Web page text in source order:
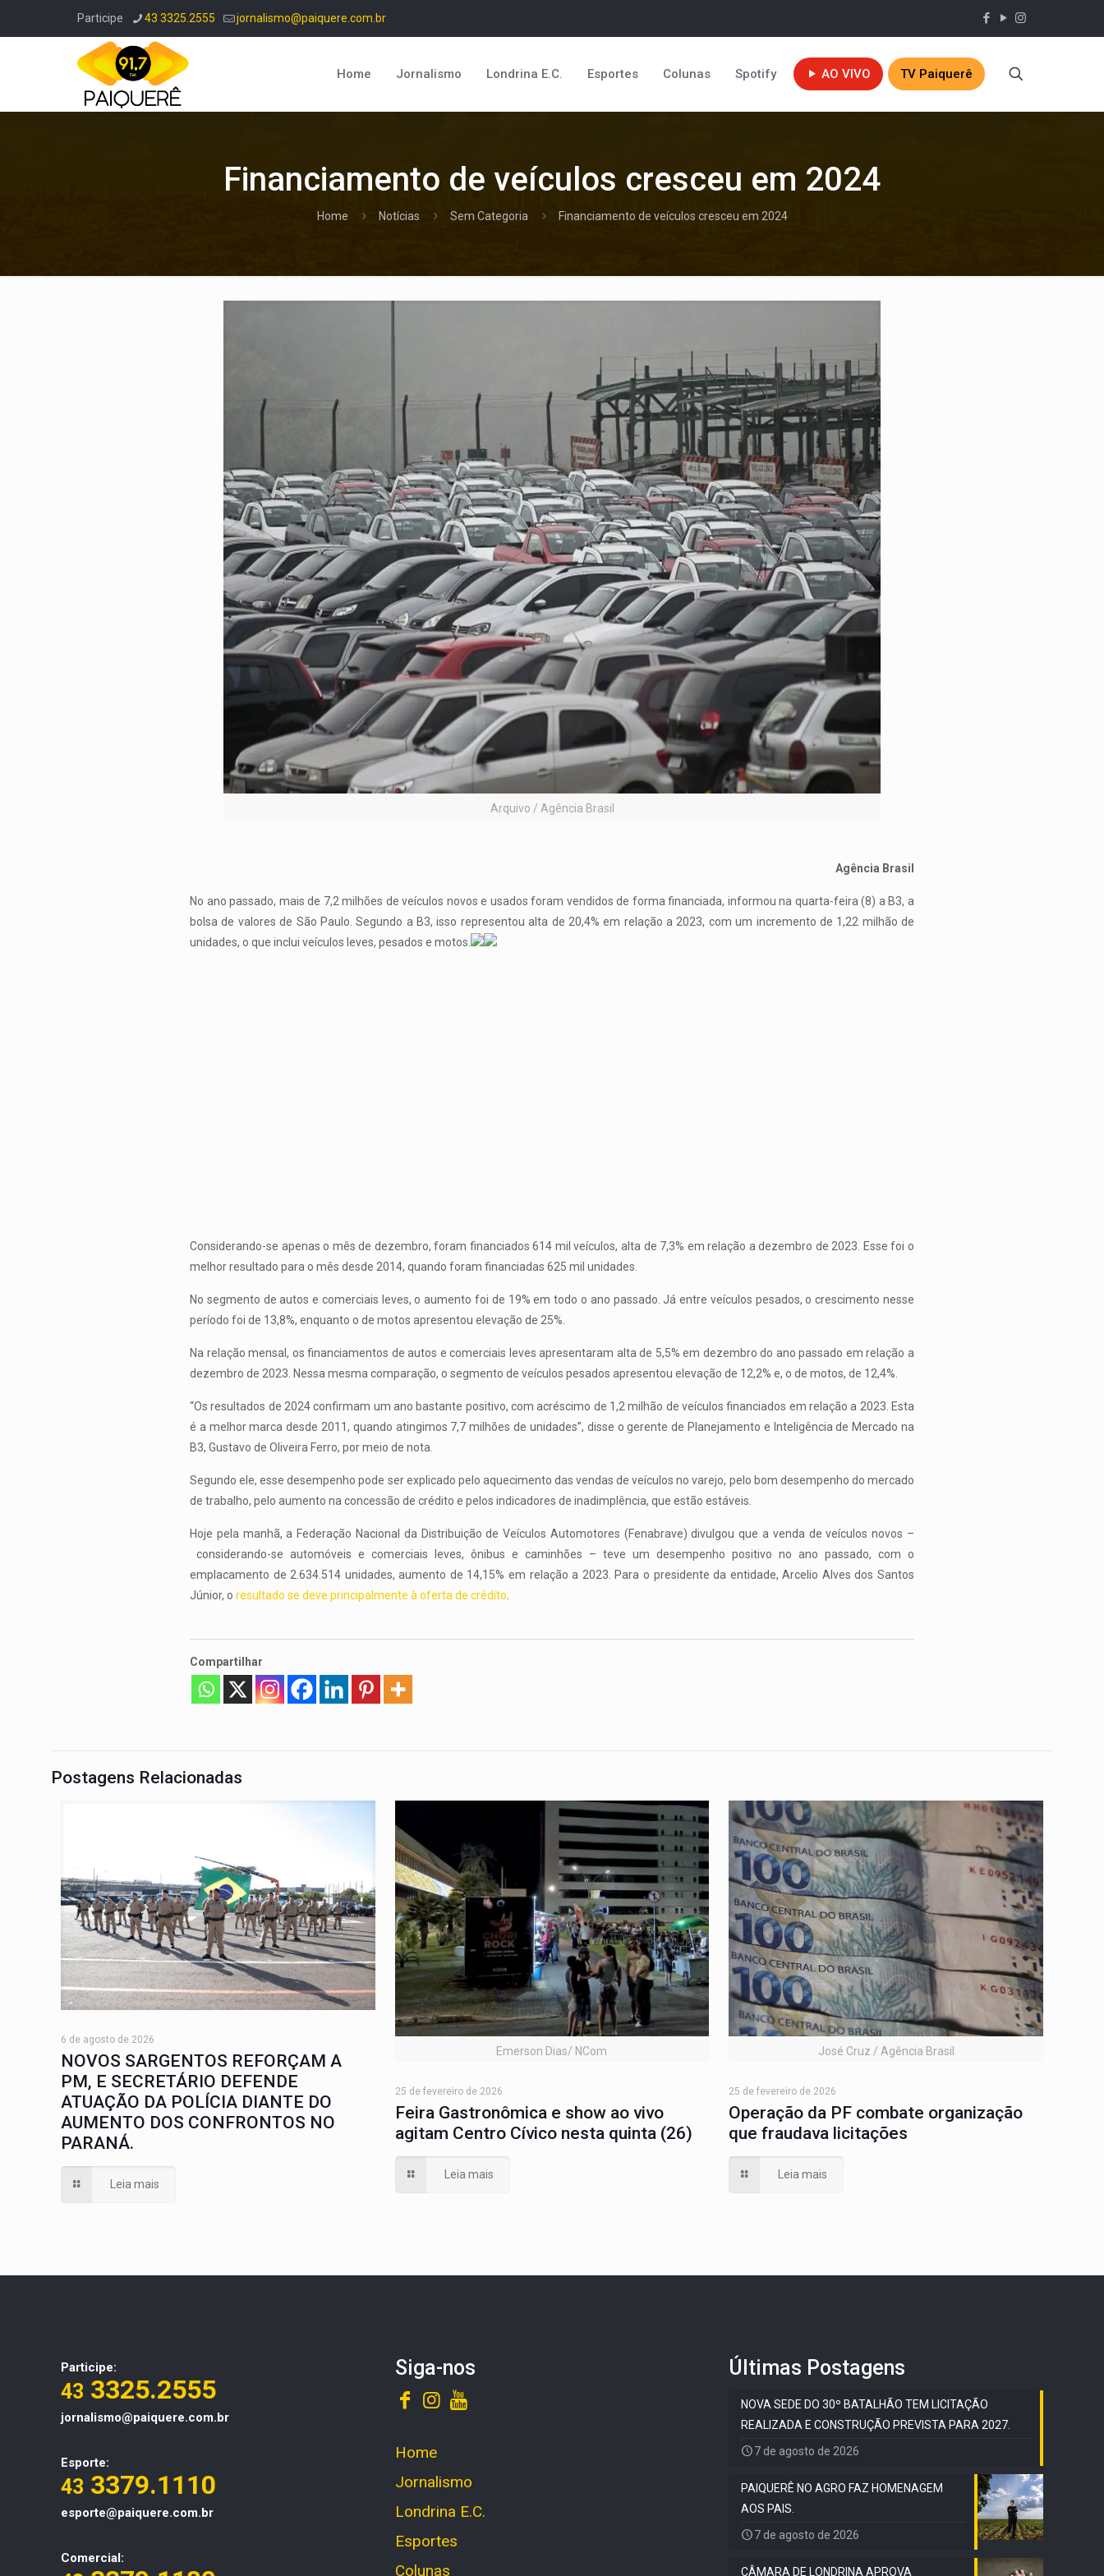
Participe 43 3325.2555 jornalismo@paiquere.com.br
Home Jornalismo Londrina E.C. Esportes Colunas Spotify AO VIVO TV Paiquerê
Financiamento de veículos cresceu em 2024
Home Notícias Sem Categoria Financiamento de veículos cresceu em 2024
Arquivo / Agência Brasil
Agência Brasil
No ano passado, mais de 7,2 milhões de veículos novos e usados foram vendidos de forma financiada, informou na quarta-feira (8) a B3, a
bolsa de valores de São Paulo. Segundo a B3, isso representou alta de 20,4% em relação a 2023, com um incremento de 1,22 milhão de
unidades, o que inclui veículos leves, pesados e motos.
Considerando-se apenas o mês de dezembro, foram financiados 614 mil veículos, alta de 7,3% em relação a dezembro de 2023. Esse foi o
melhor resultado para o mês desde 2014, quando foram financiadas 625 mil unidades.
No segmento de autos e comerciais leves, o aumento foi de 19% em todo o ano passado. Já entre veículos pesados, o crescimento nesse
período foi de 13,8%, enquanto o de motos apresentou elevação de 25%.
Na relação mensal, os financiamentos de autos e comerciais leves apresentaram alta de 5,5% em dezembro do ano passado em relação a
dezembro de 2023. Nessa mesma comparação, o segmento de veículos pesados apresentou elevação de 12,2% e, o de motos, de 12,4%.
“Os resultados de 2024 confirmam um ano bastante positivo, com acréscimo de 1,2 milhão de veículos financiados em relação a 2023. Esta
é a melhor marca desde 2011, quando atingimos 7,7 milhões de unidades”, disse o gerente de Planejamento e Inteligência de Mercado na
B3, Gustavo de Oliveira Ferro, por meio de nota.
Segundo ele, esse desempenho pode ser explicado pelo aquecimento das vendas de veículos no varejo, pelo bom desempenho do mercado
de trabalho, pelo aumento na concessão de crédito e pelos indicadores de inadimplência, que estão estáveis.
Hoje pela manhã, a Federação Nacional da Distribuição de Veículos Automotores (Fenabrave) divulgou que a venda de veículos novos –
considerando-se automóveis e comerciais leves, ônibus e caminhões – teve um desempenho positivo no ano passado, com o
emplacamento de 2.634.514 unidades, aumento de 14,15% em relação a 2023. Para o presidente da entidade, Arcelio Alves dos Santos
Júnior, o resultado se deve principalmente à oferta de crédito
Compartilhar
Postagens Relacionadas
6 de agosto de 2026
NOVOS SARGENTOS REFORÇAM A
PM, E SECRETÁRIO DEFENDE
ATUAÇÃO DA POLÍCIA DIANTE DO
AUMENTO DOS CONFRONTOS NO
PARANÁ.
Leia mais
Emerson Dias/ NCom
25 de fevereiro de 2026
Feira Gastronômica e show ao vivo
agitam Centro Cívico nesta quinta (26)
Leia mais
José Cruz / Agência Brasil
25 de fevereiro de 2026
Operação da PF combate organização
que fraudava licitações
Leia mais
Participe:
43 3325.2555
jornalismo@paiquere.com.br
Esporte:
43 3379.1110
esporte@paiquere.com.br
Comercial:
Siga-nos
Home
Jornalismo
Londrina E.C.
Esportes
Colunas
Últimas Postagens
NOVA SEDE DO 30º BATALHÃO TEM LICITAÇÃO
REALIZADA E CONSTRUÇÃO PREVISTA PARA 2027.
7 de agosto de 2026
PAIQUERÊ NO AGRO FAZ HOMENAGEM
AOS PAIS.
7 de agosto de 2026
CÂMARA DE LONDRINA APROVA